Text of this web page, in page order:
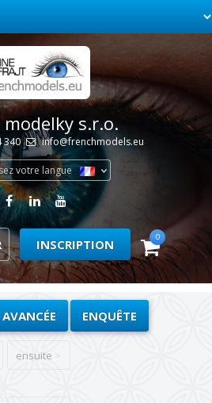
modelky s.r.o.
340 info@frenchmodels.eu
votre langue
INSCRIPTION 0
AVANCÉE ENQUÊTE
ensuite